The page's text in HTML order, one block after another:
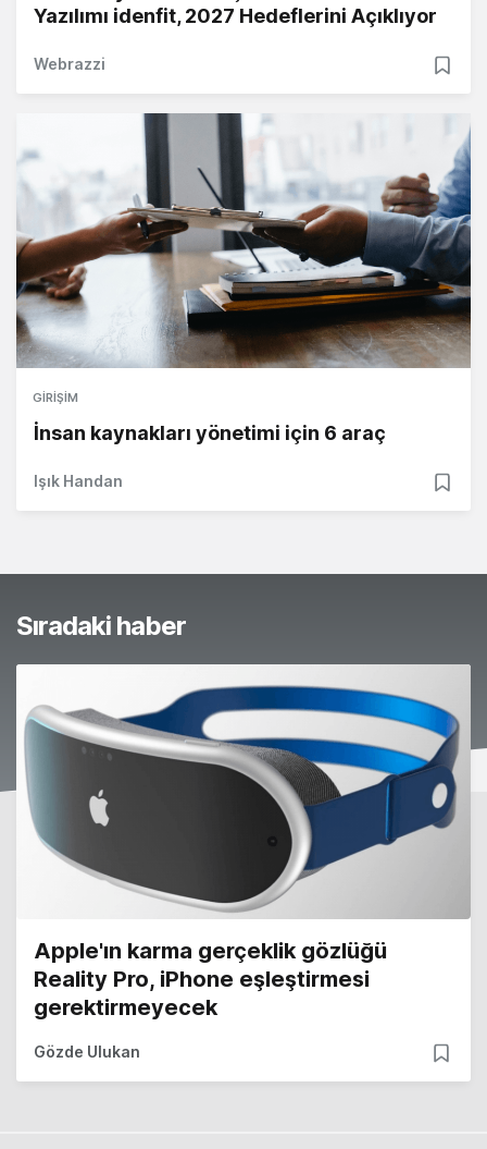
Yazılımı idenfit, 2027 Hedeflerini Açıklıyor
Webrazzi
GIRIŞIM
İnsan kaynakları yönetimi için 6 araç
Işık Handan
Sıradaki haber
Apple'ın karma gerçeklik gözlüğü
Reality Pro, iPhone eşleştirmesi
gerektirmeyecek
Gözde Ulukan